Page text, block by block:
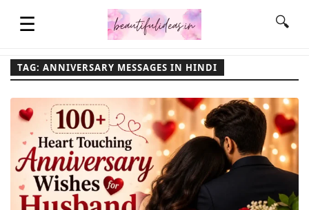
☰
QUOTES
LIFESTYLE
🔍
TAG: ANNIVERSARY MESSAGES IN HINDI